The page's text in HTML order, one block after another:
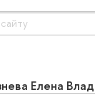
Елена